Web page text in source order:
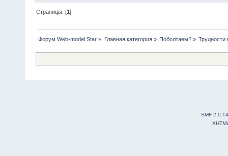
Страницы: [1]
Форум Web-model Star » Главная категория» Поболтаем?» Трудности
SMF 2.0.14